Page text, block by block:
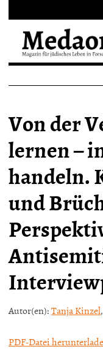
Von der
lernen –
handeln.
und
Autor(en):Tanja Kinzel,
PDF-Datei